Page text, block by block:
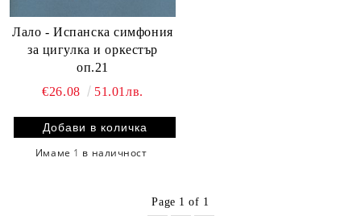
Лало - Испанска симфония
за цигулка и оркестър
оп.21
€26.08
51.01лв.
Имаме 1 в наличност
Page 1 of 1